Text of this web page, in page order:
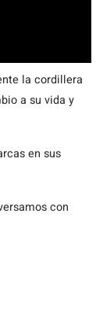
la cordillera
a su vida y
en sus
con